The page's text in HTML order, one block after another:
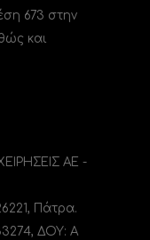
673 στην
και
ΑΕ -
Πάτρα.
ΔΟΥ: A